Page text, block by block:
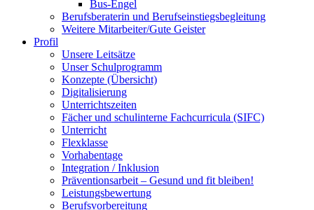
Bus-Engel
Berufsberaterin und Berufseinstiegsbegleitung
Weitere Mitarbeiter/Gute Geister
Profil
Unsere Leitsätze
Unser Schulprogramm
Konzepte (Übersicht)
Digitalisierung
Unterrichtszeiten
Fächer und schulinterne Fachcurricula (SIFC)
Unterricht
Flexklasse
Vorhabentage
Integration / Inklusion
Präventionsarbeit – Gesund und fit bleiben!
Leistungsbewertung
Berufsvorbereitung